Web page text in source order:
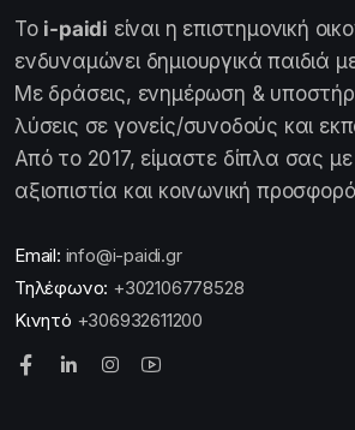
Το i-paidi είναι η επιστημονική
ενδυναμώνει δημιουργικά παιδιά
Με δράσεις, ενημέρωση &
λύσεις σε γονείς/συνοδούς και
Από το 2017, είμαστε δίπλα σας
αξιοπιστία και κοινωνική
Email: info@i-paidi.gr
Τηλέφωνο: +302106778528
Κινητό +306932611200